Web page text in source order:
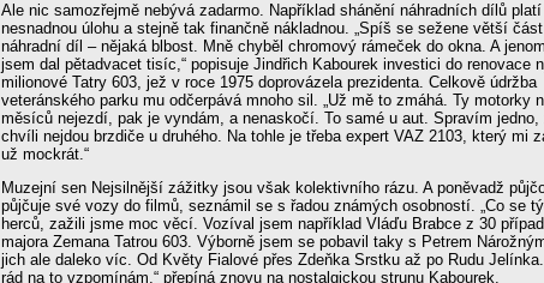
Ale nic samozřejmě nebývá zadarmo. Například shánění náhradních dílů
nesnadnou úlohu a stejně tak finančně nákladnou. „Spíš se sežene větší
náhradní díl – nějaká blbost. Mně chyběl chromový rámeček do okna. A
jsem dal pětadvacet tisíc,“ popisuje Jindřich Kabourek investici do renovace
milionové Tatry 603, jež v roce 1975 doprovázela prezidenta. Celkově údržba
veteránského parku mu odčerpává mnoho sil. „Už mě to zmáhá. Ty motorky
měsíců nejezdí, pak je vyndám, a nenaskočí. To samé u aut. Spravím jedno,
chvíli nejdou brzdiče u druhého. Na tohle je třeba expert VAZ 2103, který mi
už mockrát.“
Muzejní sen Nejsilnější zážitky jsou však kolektivního rázu. A poněvadž
půjčuje své vozy do filmů, seznámil se s řadou známých osobností. „Co se
herců, zažili jsme moc věcí. Vozíval jsem například Vláďu Brabce z 30
majora Zemana Tatrou 603. Výborně jsem se pobavil taky s Petrem
jich ale daleko víc. Od Květy Fialové přes Zdeňka Srstku až po Rudu
rád na to vzpomínám,“ přepíná znovu na nostalgickou strunu Kabourek.